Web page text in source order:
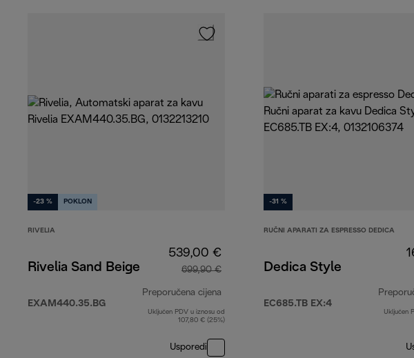
-23 % POKLON
RIVELIA
Rivelia Sand Beige
EXAM440.35.BG
539,00 €
699,90 €
Preporučena cijena
izvorna cijena 699,90 €
Uključen PDV u iznosu od
107,80 € (25%)
Usporedi
-31 %
RUČNI APARATI ZA ESPRESSO DEDICA
Dedica Style
EC685.TB EX:4
Uključen